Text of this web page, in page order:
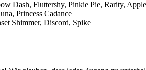
Dash, Fluttershy, Pinkie Pie, Rarity,
Princess Cadance
Shimmer, Discord, Spike